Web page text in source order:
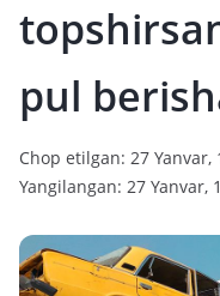
pul
Chop etilgan: 27 Yanvar,
Yangilangan: 27 Yanvar,